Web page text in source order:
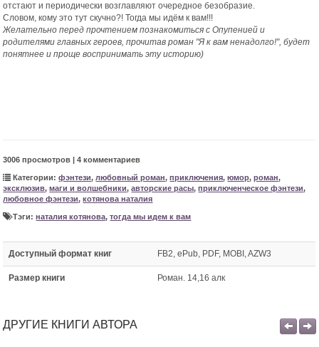
отстают и периодически возглавляют очередное безобразие.
Словом, кому это тут скучно?! Тогда мы идём к вам!!!
Желательно перед прочтением познакомиться с Опупенией и
родителями главных героев, прочитав роман "Я к вам ненадолго!", будет
понятнее и проще воспринимать эту историю)
3006 просмотров | 4 комментариев
Категории:фэнтези, любовный роман,приключения,юмор,роман,
эксклюзив,маги и волшебники,авторские расы,приключенческое фэнтези,
любовное фэнтези,котянова наталия
Тэги:наталия котянова,тогда мы идем к вам
Доступный формат книг FB2, ePub, PDF, MOBI, AZW3
Размер книги Роман. 14,16 алк
ДРУГИЕ КНИГИ АВТОРА